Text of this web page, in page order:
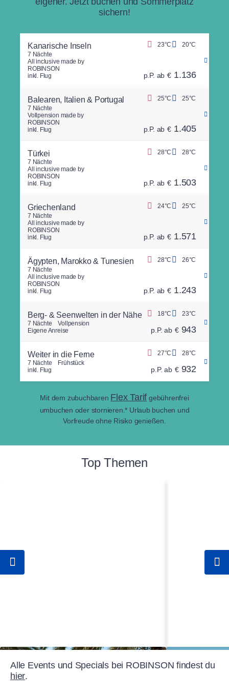
sichern!
Kanarische Inseln 23°C
20°C
7 Nächte
All inclusive made by
ROBINSON
inkl. Flug
p.P. ab € 1.136
Balearen, Italien & Portugal 25°C
25°C
7 Nächte
Vollpension made by
ROBINSON
inkl. Flug
p.P. ab € 1.405
Türkei 28°C
28°C
7 Nächte
All inclusive made by
ROBINSON
inkl. Flug
p.P. ab € 1.503
Griechenland 24°C
25°C
7 Nächte
All inclusive made by
ROBINSON
inkl. Flug
p.P. ab € 1.571
Ägypten, Marokko & Tunesien 28°C
26°C
7 Nächte
All inclusive made by
ROBINSON
inkl. Flug
p.P. ab € 1.243
Berg- & Seenwelten in der Nähe 18°C
23°C
7 Nächte
Vollpension
Eigene Anreise
p.P. ab € 943
Weiter in die Ferne 27°C
28°C
7 Nächte
Frühstück
inkl. Flug
p.P. ab € 932
Mit dem zubuchbaren Flex Tarif gebührenfrei
umbuchen oder stornieren.* Urlaub buchen und
Vorfreude ohne Risiko genießen.
Top Themen
Alle Events und Specials bei ROBINSON findest du
hier.